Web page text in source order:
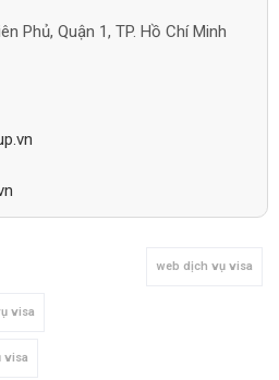
Phủ, Quận 1, TP. Hồ Chí Minh
web dịch vụ visa
visa
visa